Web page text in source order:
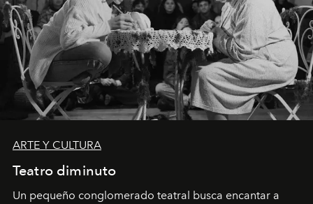
ARTE Y CULTURA
Teatro diminuto
Un pequeño conglomerado teatral busca encantar a